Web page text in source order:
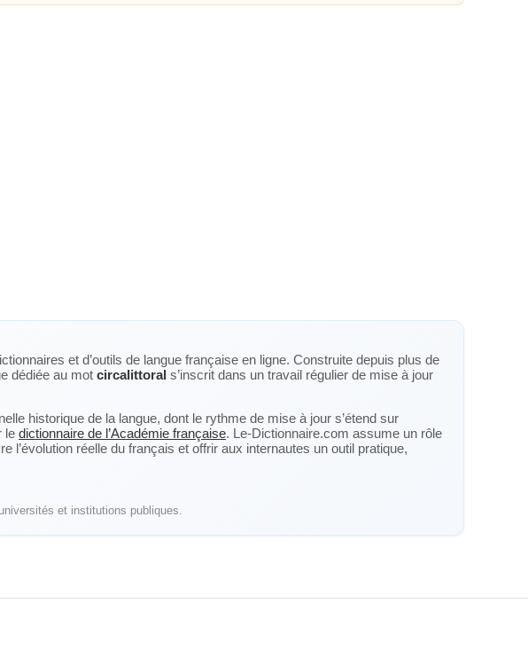
et d’outils de langue française en ligne. Construite depuis plus de
dédiée au mot circalittoral s’inscrit dans un travail régulier de mise à jour
historique de la langue, dont le rythme de mise à jour s’étend sur
le dictionnaire de l’Académie française. Le-Dictionnaire.com assume un rôle
réelle du français et offrir aux internautes un outil pratique,
et institutions publiques.